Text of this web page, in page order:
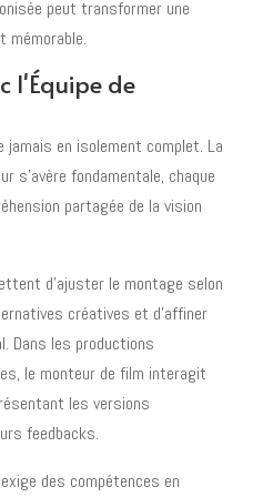
peut transformer une
mémorable.
l'Équipe de
jamais en isolement complet. La
s'avère fondamentale, chaque
partagée de la vision
d'ajuster le montage selon
créatives et d'affiner
Dans les productions
le monteur de film interagit
les versions
feedbacks.
des compétences en